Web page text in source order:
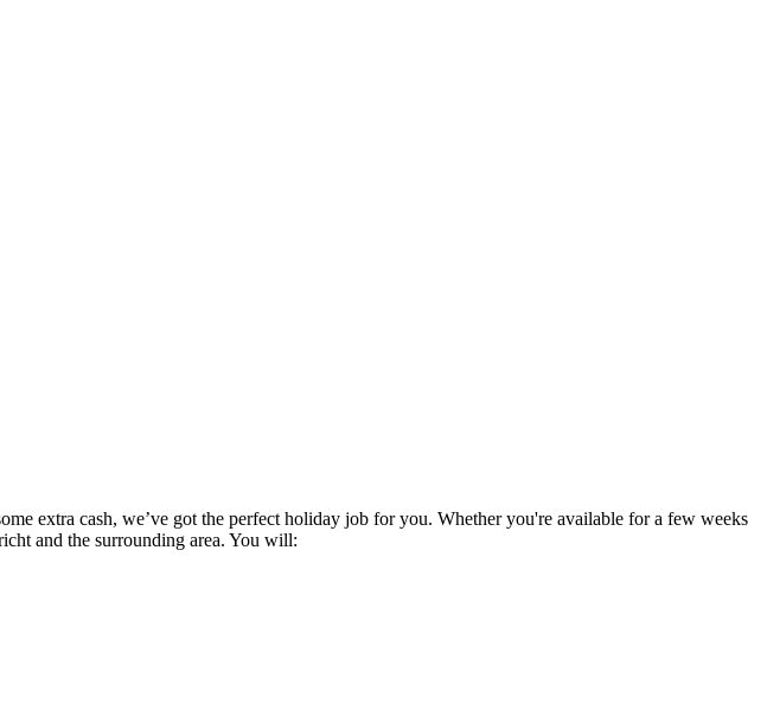
extra cash, we’ve got the perfect holiday job for you. Whether you're available for a few weeks
and the surrounding area. You will: